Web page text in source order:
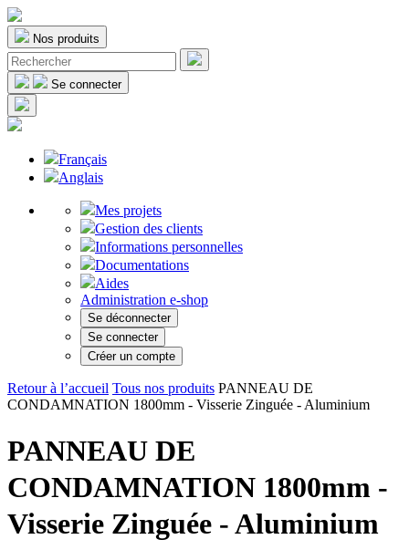
Nos produits
Se connecter
Français
Anglais
Mes projets
Gestion des clients
Informations personnelles
Documentations
Aides
Administration e-shop
Se déconnecter
Se connecter
Créer un compte
Retour à l’accueil Tous nos produits PANNEAU DE
CONDAMNATION 1800mm - Visserie Zinguée - Aluminium
PANNEAU DE
CONDAMNATION 1800mm -
Visserie Zinguée - Aluminium